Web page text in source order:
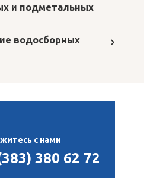
и подметальных
водосборных
с нами
380 62 72